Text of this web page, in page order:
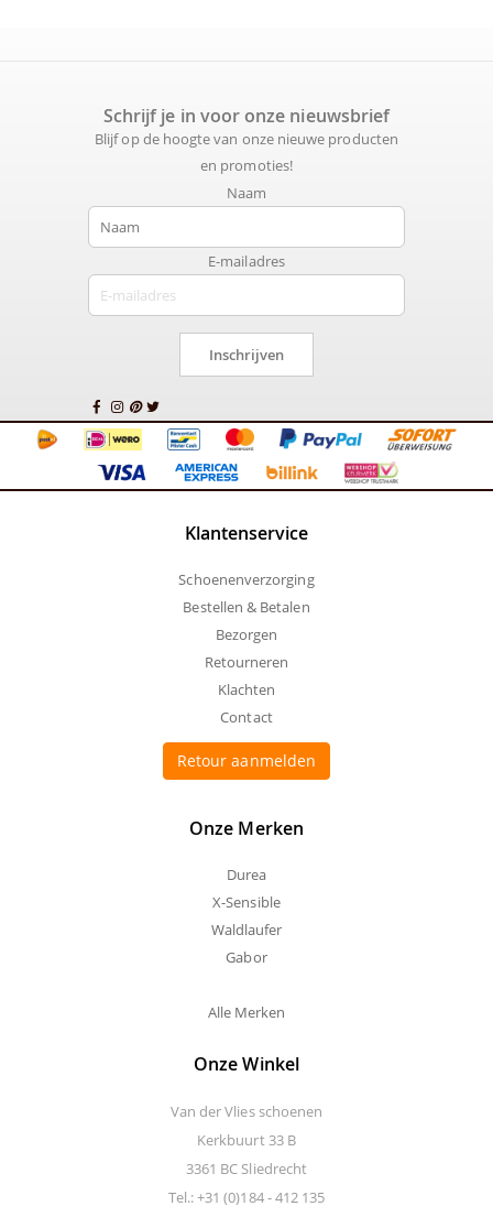
Schrijf je in voor onze nieuwsbrief
Blijf op de hoogte van onze nieuwe producten
en promoties!
Naam
E-mailadres
Inschrijven
Klantenservice
Schoenenverzorging
Bestellen & Betalen
Bezorgen
Retourneren
Klachten
Contact
Retour aanmelden
Onze Merken
Durea
X-Sensible
Waldlaufer
Gabor
Alle Merken
Onze Winkel
Van der Vlies schoenen
Kerkbuurt 33 B
3361 BC Sliedrecht
Tel.: +31 (0)184 - 412 135